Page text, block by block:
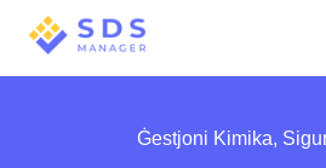
Ġestjoni Kimika,